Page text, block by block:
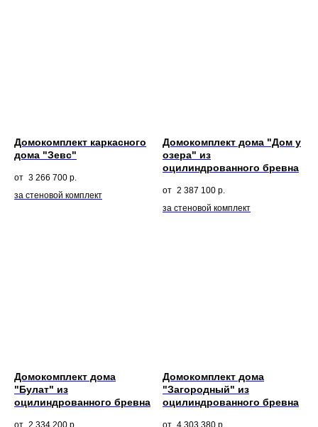
Домокомплект каркасного
дома "Зевс"
3 266 700 р.
за стеновой комплект
Домокомплект дома "Дом у
озера" из
оцилиндрованного бревна
2 387 100 р.
за стеновой комплект
Домокомплект дома
"Булат" из
оцилиндрованного бревна
2 334 200 р.
Домокомплект дома
"Загородный" из
оцилиндрованного бревна
4 303 380 р.
Я даю согласие на обработку
персональных данных в
соответствии с
конфиденциальности